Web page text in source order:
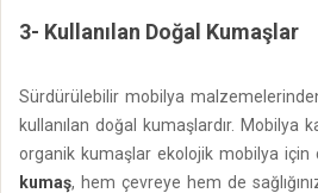
3- Kullanılan Doğal Kumaşlar
Sürdürülebilir mobilya
kullanılan doğal kumaşlardır. Mobilya
organik kumaşlar ekolojik mobilya için
kumaş, hem çevreye hem de